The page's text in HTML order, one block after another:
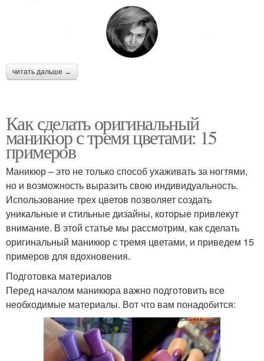
читать дальше →
Как сделать оригинальный
маникюр с тремя цветами: 15
примеров
Маникюр – это не только способ ухаживать за ногтями,
но и возможность выразить свою индивидуальность.
Использование трех цветов позволяет создать
уникальные и стильные дизайны, которые привлекут
внимание. В этой статье мы рассмотрим, как сделать
оригинальный маникюр с тремя цветами, и приведем 15
примеров для вдохновения.
Подготовка материалов
Перед началом маникюра важно подготовить все
необходимые материалы. Вот что вам понадобится: